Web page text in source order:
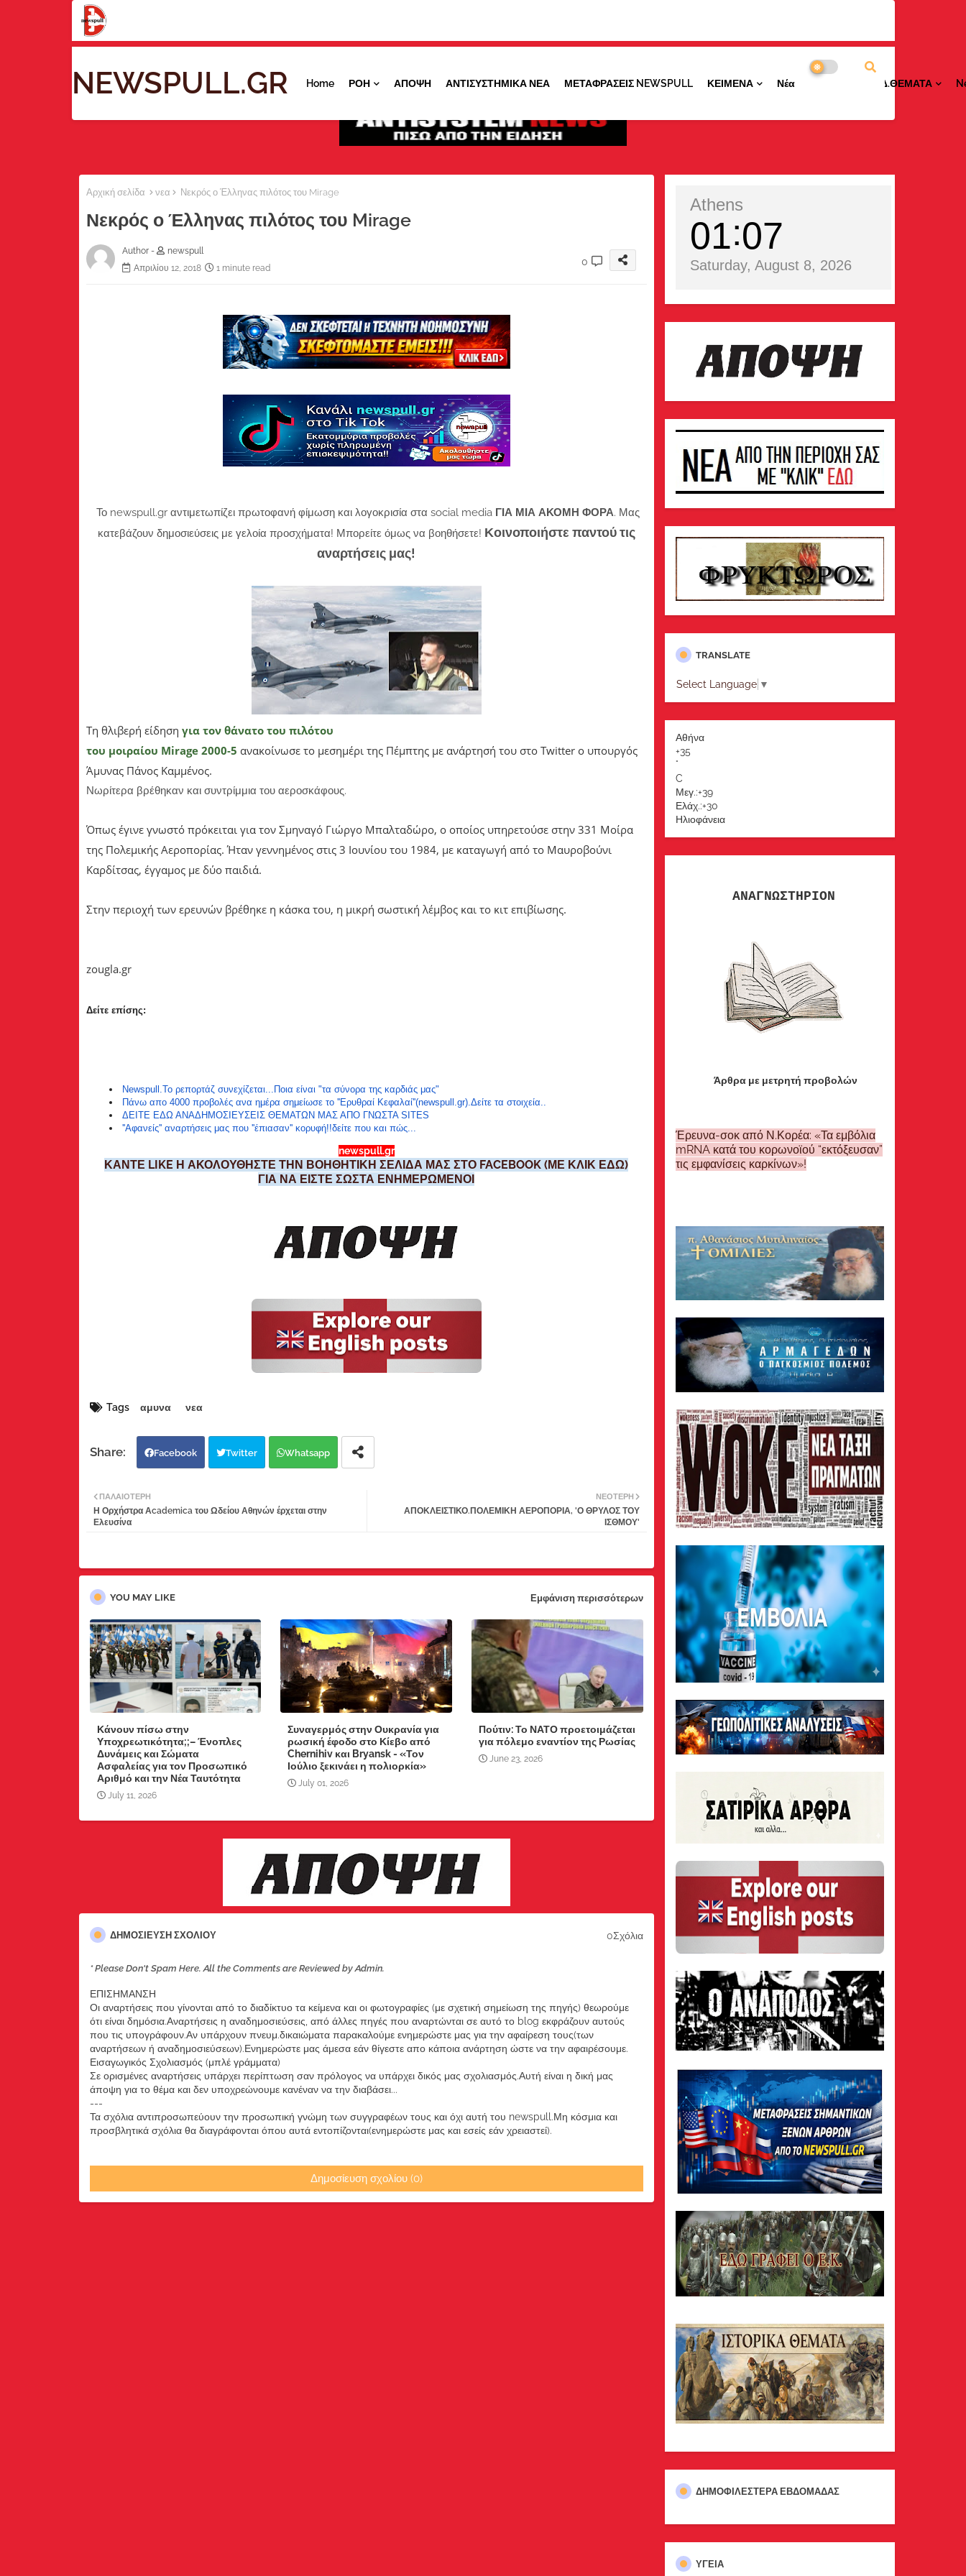
NEWSPULL.GR Home ΡΟΗ ΑΠΟΨΗ ΑΝΤΙΣΥΣΤΗΜΙΚΑ ΝΕΑ ΜΕΤΑΦΡΑΣΕΙΣ NEWSPULL ΚΕΙΜΕΝΑ ΝέαΠΕΡΙΟΧΩΝ ΕΙΔ.ΘΕΜΑΤΑ
Αρχική σελίδα νεα Νεκρός ο Έλληνας πιλότος του Mirage
Νεκρός ο Έλληνας πιλότος του Mirage
Author -
newspull
Απριλίου 12, 2018
1 minute read
0
Το newspull.gr αντιμετωπίζει πρωτοφανή φίμωση και λογοκρισία στα social media ΓΙΑ ΜΙΑ ΑΚΟΜΗ ΦΟΡΑ. Μας
κατεβάζουν δημοσιεύσεις με γελοία προσχήματα! Μπορείτε όμως να βοηθήσετε! Κοινοποιήστε παντού τις
αναρτήσεις μας!
Τη θλιβερή είδηση για τον θάνατο του πιλότου
του μοιραίου Mirage 2000-5 ανακοίνωσε το μεσημέρι της Πέμπτης με ανάρτησή του στο Τwitter ο υπουργός
Άμυνας Πάνος Καμμένος.
Νωρίτερα βρέθηκαν και συντρίμμια του αεροσκάφους.
Όπως έγινε γνωστό πρόκειται για τον Σμηναγό Γιώργο Μπαλταδώρο, ο οποίος υπηρετούσε στην 331 Μοίρα
της Πολεμικής Αεροπορίας. Ήταν γεννημένος στις 3 Ιουνίου του 1984, με καταγωγή από το Μαυροβούνι
Καρδίτσας, έγγαμος με δύο παιδιά.
Στην περιοχή των ερευνών βρέθηκε η κάσκα του, η μικρή σωστική λέμβος και το κιτ επιβίωσης.
zougla.gr
Δείτε επίσης:
Newspull.Το ρεπορτάζ συνεχίζεται...Ποια είναι "τα σύνορα της καρδιάς μας"
Πάνω απο 4000 προβολές ανα ημέρα σημείωσε το ''Ερυθραί Κεφαλαί''(newspull.gr).Δείτε τα στοιχεία..
ΔΕΙΤΕ ΕΔΩ ΑΝΑΔΗΜΟΣΙΕΥΣΕΙΣ ΘΕΜΑΤΩΝ ΜΑΣ ΑΠΟ ΓΝΩΣΤΑ SITES
''Αφανείς'' αναρτήσεις μας που ''έπιασαν'' κορυφή!!δείτε που και πώς...
newspull.gr
ΚΑΝΤΕ LIKE Η ΑΚΟΛΟΥΘΗΣΤΕ ΤΗΝ ΒΟΗΘΗΤΙΚΗ ΣΕΛΙΔΑ ΜΑΣ ΣΤΟ FACEBOOK (ΜΕ ΚΛΙΚ ΕΔΩ)
ΓΙΑ ΝΑ ΕΙΣΤΕ ΣΩΣΤΑ ΕΝΗΜΕΡΩΜΕΝΟΙ
Tags αμυνα νεα
Facebook Twitter Whatsapp
ΝΕΌΤΕΡΗ
ΑΠΟΚΛΕΙΣΤΙΚΟ.ΠΟΛΕΜΙΚΗ ΑΕΡΟΠΟΡΙΑ, 'Ο ΘΡΥΛΟΣ ΤΟΥ
ΙΣΘΜΟΥ'
ΠΑΛΑΙΌΤΕΡΗ
Η Ορχήστρα Αcademica του Ωδείου Αθηνών έρχεται στην
Ελευσίνα
YOU MAY LIKE Εμφάνιση περισσότερων
Κάνουν πίσω στην
Υποχρεωτικότητα;;– Ένοπλες
Δυνάμεις και Σώματα
Ασφαλείας για τον Προσωπικό
Αριθμό και την Νέα Ταυτότητα
July 11, 2026
Συναγερμός στην Ουκρανία για
ρωσική έφοδο στο Κίεβο από
Chernihiv και Bryansk - «Τον
Ιούλιο ξεκινάει η πολιορκία»
July 01, 2026
Πούτιν: Το ΝΑΤΟ προετοιμάζεται
για πόλεμο εναντίον της Ρωσίας
June 23, 2026
ΔΗΜΟΣΊΕΥΣΗ ΣΧΟΛΊΟΥ 0Σχόλια
* Please Don't Spam Here. All the Comments are Reviewed by Admin.
ΕΠΙΣΗΜΑΝΣΗ
Οι αναρτήσεις που γίνονται από το διαδίκτυο τα κείμενα και οι φωτογραφίες (με σχετική σημείωση της πηγής) θεωρούμε
ότι είναι δημόσια.Αναρτήσεις η αναδημοσιεύσεις, από άλλες πηγές που αναρτώνται σε αυτό το blog εκφράζουν αυτούς
που τις υπογράφουν.Αν υπάρχουν πνευμ.δικαιώματα παρακαλούμε ενημερώστε μας για την αφαίρεση τους(των
αναρτήσεων ή αναδημοσιεύσεων).Ενημερώστε μας άμεσα εάν θίγεστε απο κάποια ανάρτηση ώστε να την αφαιρέσουμε.
Εισαγωγικός Σχολιασμός (μπλέ γράμματα)
Σε ορισμένες αναρτήσεις υπάρχει περίπτωση σαν πρόλογος να υπάρχει δικός μας σχολιασμός.Αυτή είναι η δική μας
άποψη για το θέμα και δεν υποχρεώνουμε κανέναν να την διαβάσει...
---
Τα σχόλια αντιπροσωπεύουν την προσωπική γνώμη των συγγραφέων τους και όχι αυτή του newspull.Μη κόσμια και
προσβλητικά σχόλια θα διαγράφονται όπου αυτά εντοπίζονται(ενημερώστε μας και εσείς εάν χρειαστεί).
Δημοσίευση σχολίου (0)
Athens
01 07
Saturday, August 8, 2026
TRANSLATE
Select Language ▼
Αθήνα
+35
°
C
Μεγ.:+39
Ελάχ.:+30
Ηλιοφάνεια
ΑΝΑΓΝΩΣΤΗΡΙΟΝ
Άρθρα με μετρητή προβολών
Έρευνα-σοκ από Ν.Κορέα: «Τα εμβόλια
mRNA κατά του κορωνοϊού “εκτόξευσαν”
τις εμφανίσεις καρκίνων»!
ΔΗΜΟΦΙΛΈΣΤΕΡΑ ΕΒΔΟΜΆΔΑΣ
ΥΓΕΙΑ
λαμβάνετε ειδοποιήσεις για σημαντικά θέματά